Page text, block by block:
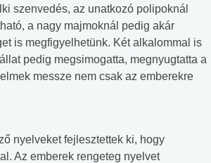
szenvedés, az unatkozó polipoknál
a nagy majmoknál pedig akár
is megfigyelhetünk. Két alkalommal is
pedig megsimogatta, megnyugtatta a
messze nem csak az emberekre
nyelveket fejlesztettek ki, hogy
Az emberek rengeteg nyelvet